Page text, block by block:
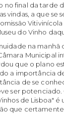
no final da tarde
vindas, a que
do Vinho
na manhã
Municipal
que o plano
a importância
de se
ser
de Lisboa"
que